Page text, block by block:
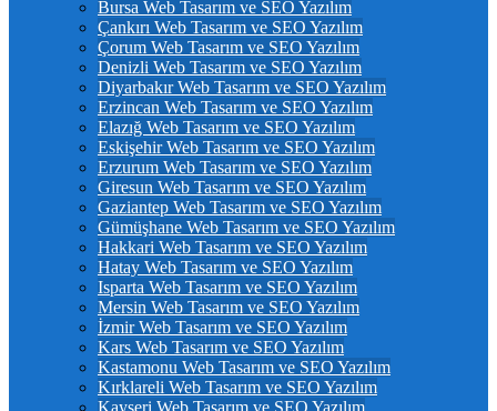
Bursa Web Tasarım ve SEO Yazılım
Çankırı Web Tasarım ve SEO Yazılım
Çorum Web Tasarım ve SEO Yazılım
Denizli Web Tasarım ve SEO Yazılım
Diyarbakır Web Tasarım ve SEO Yazılım
Erzincan Web Tasarım ve SEO Yazılım
Elazığ Web Tasarım ve SEO Yazılım
Eskişehir Web Tasarım ve SEO Yazılım
Erzurum Web Tasarım ve SEO Yazılım
Giresun Web Tasarım ve SEO Yazılım
Gaziantep Web Tasarım ve SEO Yazılım
Gümüşhane Web Tasarım ve SEO Yazılım
Hakkari Web Tasarım ve SEO Yazılım
Hatay Web Tasarım ve SEO Yazılım
Isparta Web Tasarım ve SEO Yazılım
Mersin Web Tasarım ve SEO Yazılım
İzmir Web Tasarım ve SEO Yazılım
Kars Web Tasarım ve SEO Yazılım
Kastamonu Web Tasarım ve SEO Yazılım
Kırklareli Web Tasarım ve SEO Yazılım
Kayseri Web Tasarım ve SEO Yazılım